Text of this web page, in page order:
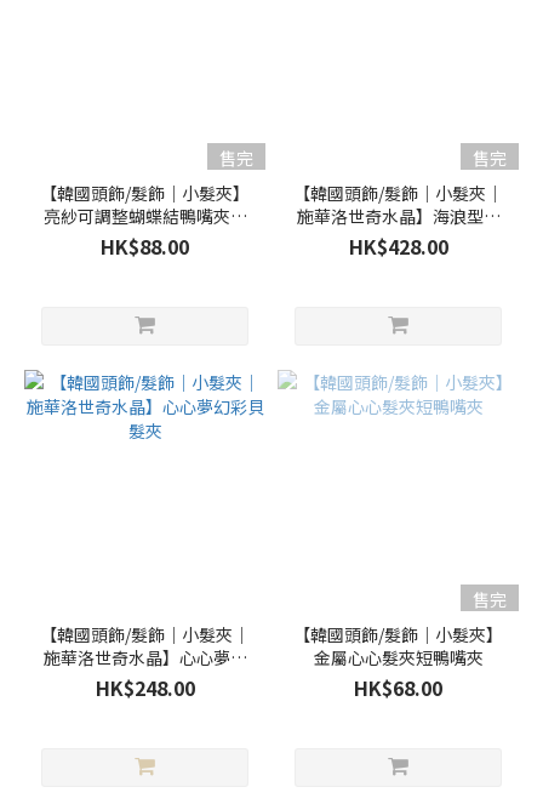
售完
【韓國頭飾/髮飾｜小髮夾】
亮紗可調整蝴蝶結鴨嘴夾髮
夾／4色
HK$88.00
售完
【韓國頭飾/髮飾｜小髮夾｜
施華洛世奇水晶】海浪型垂
吊心心水晶小髮夾鴨嘴夾／3
色
HK$428.00
【韓國頭飾/髮飾｜小髮夾｜
施華洛世奇水晶】心心夢幻
彩貝髮夾
HK$248.00
售完
【韓國頭飾/髮飾｜小髮夾】
金屬心心髮夾短鴨嘴夾
HK$68.00